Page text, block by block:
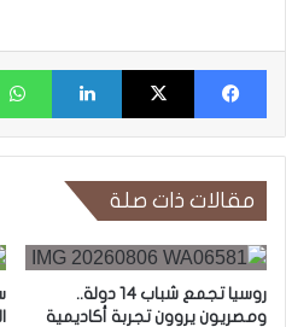
فيسبوك X
مقالات ذات صلة
روسيا تجمع شباب 14 دولة..
ومصريون يروون تجربة أكاديمية